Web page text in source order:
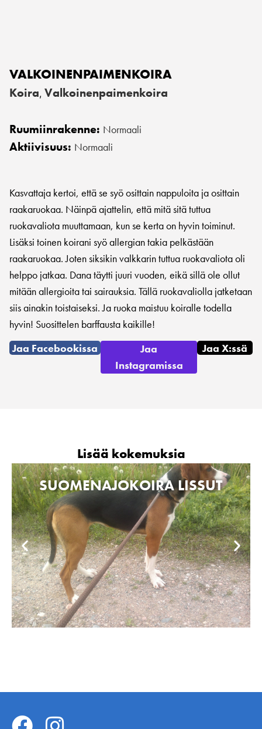
VALKOINENPAIMENKOIRA
Koira, Valkoinenpaimenkoira
Ruumiinrakenne: Normaali
Aktiivisuus: Normaali
Kasvattaja kertoi, että se syö osittain nappuloita ja osittain
raakaruokaa. Näinpä ajattelin, että mitä sitä tuttua
ruokavaliota muuttamaan, kun se kerta on hyvin toiminut.
Lisäksi toinen koirani syö allergian takia pelkästään
raakaruokaa. Joten siksikin valkkarin tuttua ruokavaliota oli
helppo jatkaa. Dana täytti juuri vuoden, eikä sillä ole ollut
mitään allergioita tai sairauksia. Tällä ruokavaliolla jatketaan
siis ainakin toistaiseksi. Ja ruoka maistuu koiralle todella
hyvin! Suosittelen barffausta kaikille!
Jaa Facebookissa
Jaa
Instagramissa
Jaa X:ssä
Lisää kokemuksia
SUOMENAJOKOIRA LISSUT